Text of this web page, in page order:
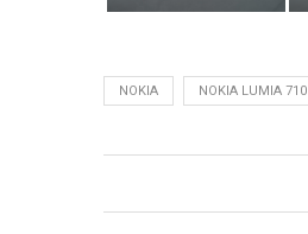
NOKIA NOKIA LUMIA 710